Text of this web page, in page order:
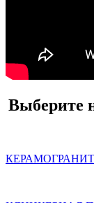
Выберите
КЕРАМОГРАНИТ